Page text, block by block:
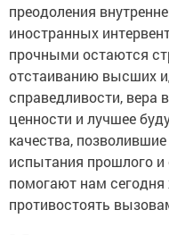
преодоления
иностранных
прочными остаются
отстаиванию высших
справедливости, вера
ценности и лучшее
качества,
испытания прошлого
помогают нам сегодня
противостоять